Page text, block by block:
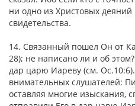
ни одно из Христовых деяний
свидетельства.
14. Связанный пошел Он от
28); не написано ли и об
дар царю Иареву (см.
внимательных слушателей:
оставляя многие изыскания,